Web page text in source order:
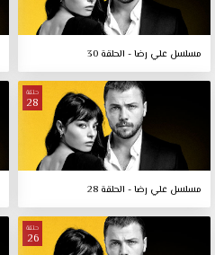
مسلسل علي رضا - الحلقة 30
حلقة
28
مسلسل علي رضا - الحلقة 28
حلقة
26